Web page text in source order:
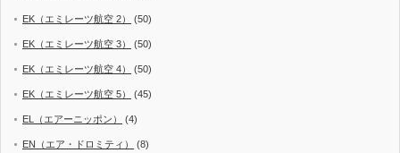
EK（エミレーツ航空 2） (50)
EK（エミレーツ航空 3） (50)
EK（エミレーツ航空 4） (50)
EK（エミレーツ航空 5） (45)
EL（エアーニッポン） (4)
EN（エア・ドロミティ） (8)